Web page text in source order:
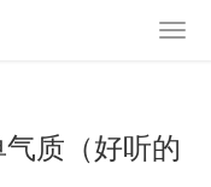
质（好听的